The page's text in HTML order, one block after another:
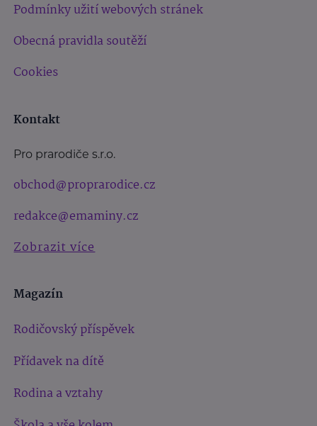
Podmínky užití webových stránek
Obecná pravidla soutěží
Cookies
Kontakt
Pro prarodiče s.r.o.
obchod@proprarodice.cz
redakce@emaminy.cz
Zobrazit více
Magazín
Rodičovský příspěvek
Přídavek na dítě
Rodina a vztahy